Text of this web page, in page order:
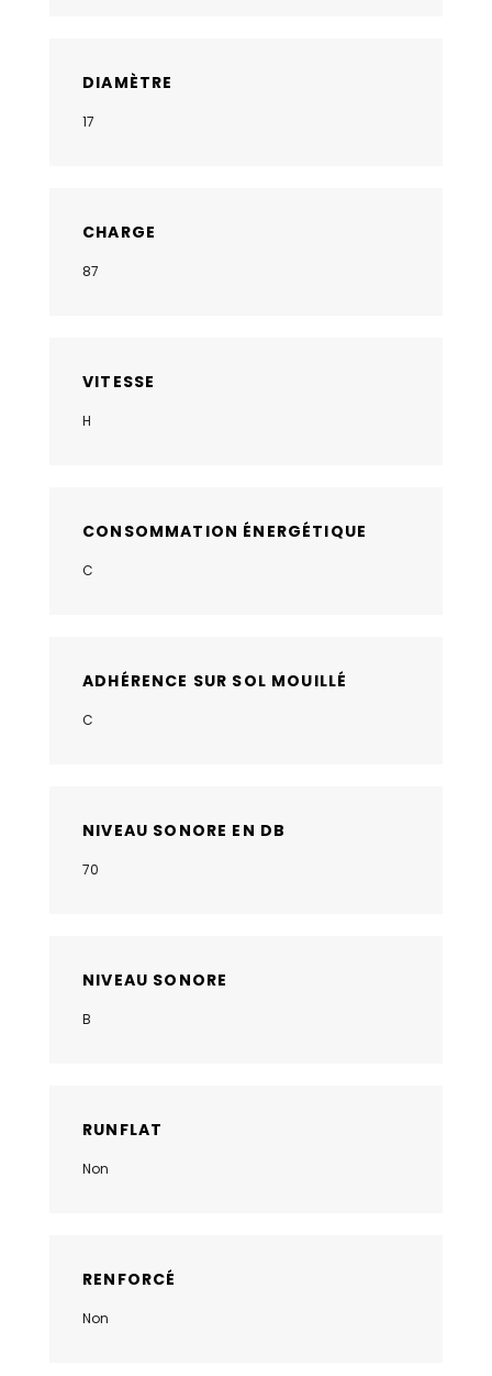
DIAMÈTRE
17
CHARGE
87
VITESSE
H
CONSOMMATION ÉNERGÉTIQUE
C
ADHÉRENCE SUR SOL MOUILLÉ
C
NIVEAU SONORE EN DB
70
NIVEAU SONORE
B
RUNFLAT
Non
RENFORCÉ
Non